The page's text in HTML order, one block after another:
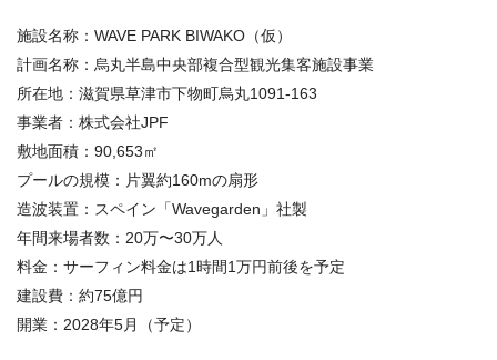
施設名称：WAVE PARK BIWAKO（仮）
計画名称：烏丸半島中央部複合型観光集客施設事業
所在地：滋賀県草津市下物町烏丸1091-163
事業者：株式会社JPF
敷地面積：90,653㎡
プールの規模：片翼約160mの扇形
造波装置：スペイン「Wavegarden」社製
年間来場者数：20万〜30万人
料金：サーフィン料金は1時間1万円前後を予定
建設費：約75億円
開業：2028年5月（予定）